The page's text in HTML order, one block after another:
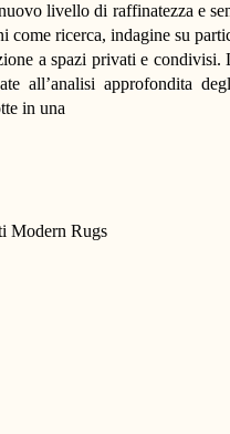
livello di raffinatezza e
come ricerca, indagine su
a spazi privati e condivisi.
all’analisi approfondita
in una